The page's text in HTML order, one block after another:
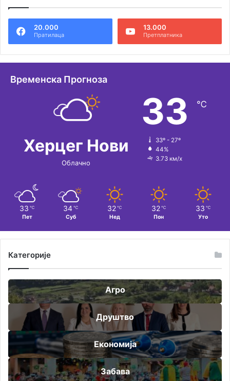
20.000
Пратилаца
13.000
Претплатника
Временска Прогноза
Херцег Нови
Облачно
33 ℃
33º - 27º
44%
3.73 км/х
33 ℃
Пет
34 ℃
Суб
32 ℃
Нед
32 ℃
Пон
33 ℃
Уто
Категорије
Агро
Друштво
Економија
Забава